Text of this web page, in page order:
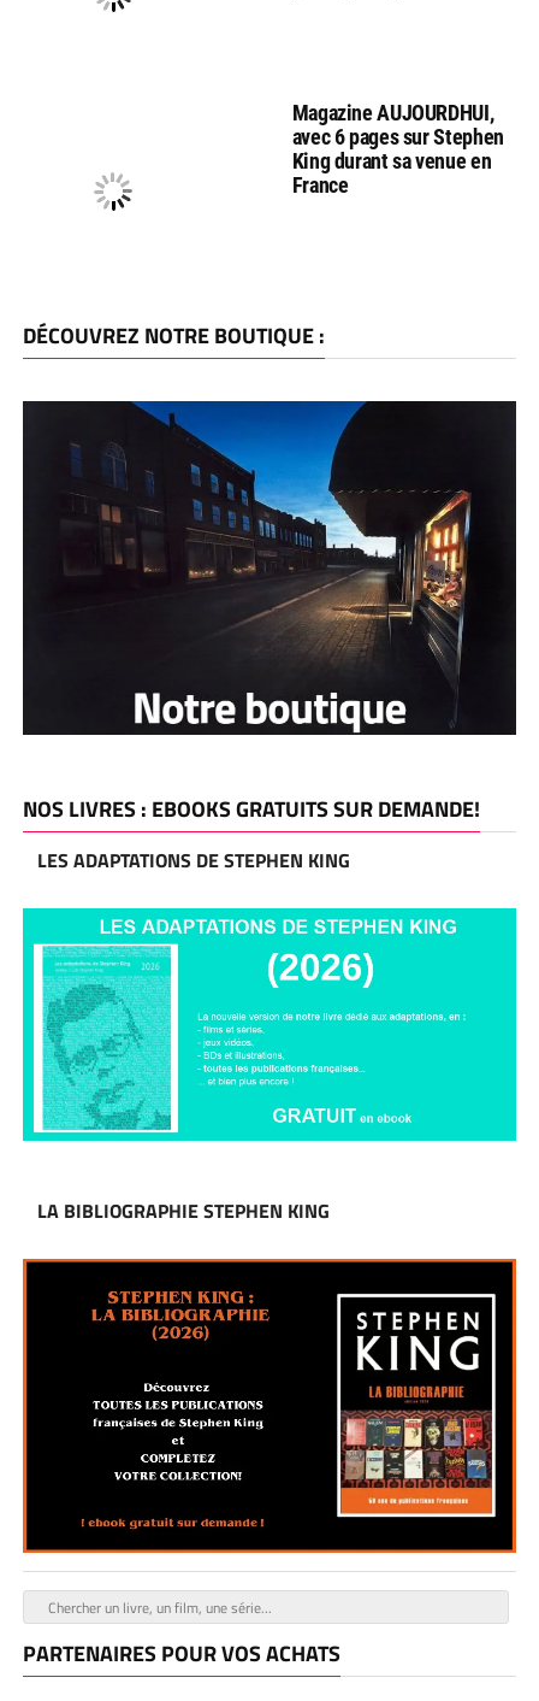
Magazine AUJOURDHUI,
avec 6 pages sur Stephen
King durant sa venue en
France
DÉCOUVREZ NOTRE BOUTIQUE :
NOS LIVRES : EBOOKS GRATUITS SUR DEMANDE!
LES ADAPTATIONS DE STEPHEN KING
LA BIBLIOGRAPHIE STEPHEN KING
PARTENAIRES POUR VOS ACHATS